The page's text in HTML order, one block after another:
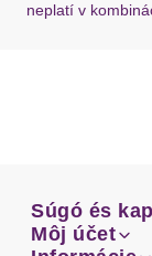
neplatí v
Súgó és
Email
Súgó és
Môj účet